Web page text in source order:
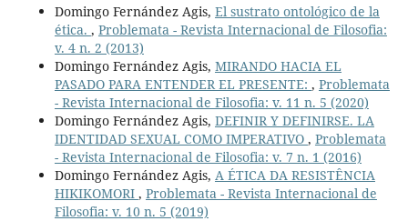
Domingo Fernández Agis, El sustrato ontológico de la
ética. , Problemata - Revista Internacional de Filosofia:
v. 4 n. 2 (2013)
Domingo Fernández Agis, MIRANDO HACIA EL
PASADO PARA ENTENDER EL PRESENTE: , Problemata
- Revista Internacional de Filosofia: v. 11 n. 5 (2020)
Domingo Fernández Agis, DEFINIR Y DEFINIRSE. LA
IDENTIDAD SEXUAL COMO IMPERATIVO , Problemata
- Revista Internacional de Filosofia: v. 7 n. 1 (2016)
Domingo Fernández Agis, A ÉTICA DA RESISTÊNCIA
HIKIKOMORI , Problemata - Revista Internacional de
Filosofia: v. 10 n. 5 (2019)